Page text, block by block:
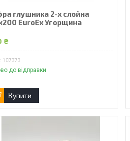
глушника 2-х слойна
EuroEx Угорщина
₴
107373
до відправки
Купити